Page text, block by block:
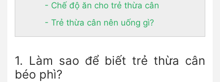
- Chế độ ăn cho trẻ thừa cân
- Trẻ thừa cân nên uống gì?
1. Làm sao để biết trẻ thừa cân
béo phì?